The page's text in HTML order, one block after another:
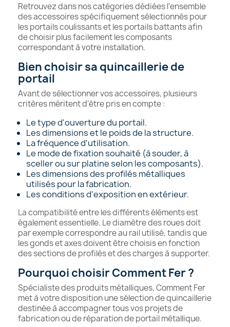
Retrouvez dans nos catégories dédiées l'ensemble
des accessoires spécifiquement sélectionnés pour
les portails coulissants et les portails battants afin
de choisir plus facilement les composants
correspondant à votre installation.
Bien choisir sa quincaillerie de
portail
Avant de sélectionner vos accessoires, plusieurs
critères méritent d'être pris en compte :
Le type d'ouverture du portail.
Les dimensions et le poids de la structure.
La fréquence d'utilisation.
Le mode de fixation souhaité (à souder, à
sceller ou sur platine selon les composants).
Les dimensions des profilés métalliques
utilisés pour la fabrication.
Les conditions d'exposition en extérieur.
La compatibilité entre les différents éléments est
également essentielle. Le diamètre des roues doit
par exemple correspondre au rail utilisé, tandis que
les gonds et axes doivent être choisis en fonction
des sections de profilés et des charges à supporter.
Pourquoi choisir Comment Fer ?
Spécialiste des produits métalliques, Comment Fer
met à votre disposition une sélection de quincaillerie
destinée à accompagner tous vos projets de
fabrication ou de réparation de portail métallique.